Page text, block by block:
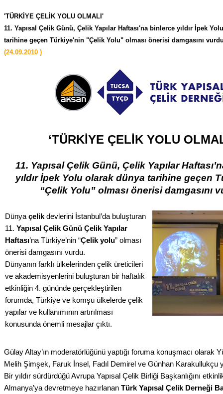
'TÜRKİYE ÇELİK YOLU OLMALI'
11. Yapısal Çelik Günü, Çelik Yapılar Haftası'na binlerce yıldır İpek
tarihine geçen Türkiye'nin "Çelik Yolu" olması önerisi damgasını
(24.09.2010 )
‘TÜRKİYE ÇELİK YOLU
11. Yapısal Çelik Günü, Çelik Yapılar
yıldır İpek Yolu olarak dünya tarihine geçen
“Çelik Yolu” olması önerisi damgasını
Dünya çelik devlerini İstanbul’da buluşturan
11. Yapısal Çelik Günü Çelik Yapılar
Haftası’na Türkiye’nin “Çelik yolu” olması
önerisi damgasını vurdu.
Dünyanın farklı ülkelerinden çelik üreticileri
ve akademisyenlerini buluşturan bir haftalık
etkinliğin 4. gününde gerçekleştirilen
forumda, Türkiye ve komşu ülkelerde çelik
yapılar ve kullanımının artırılması
konusunda önemli mesajlar çıktı.
Gülay Altay’ın moderatörlüğünü yaptığı foruma konuşmacı olarak
Melih Şimşek, Faruk İnsel, Fadıl Demirel ve Günhan Karakullukçu
Bir yıldır sürdürdüğü Avrupa Yapısal Çelik Birliği Başkanlığını
Almanya’ya devretmeye hazırlanan Türk Yapısal Çelik Derneği